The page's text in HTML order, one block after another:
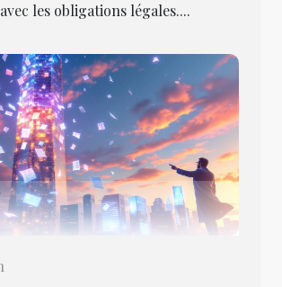
les obligations légales....